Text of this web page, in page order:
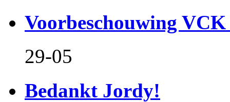
Voorbeschouwing VCK
29-05
Bedankt Jordy!